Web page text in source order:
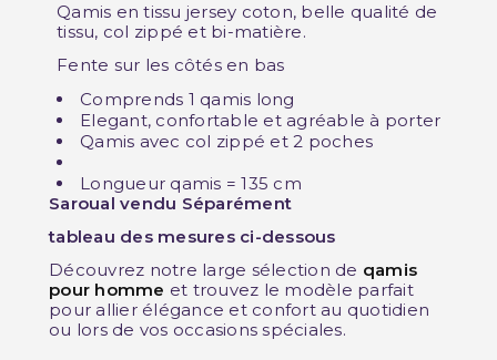
Qamis en tissu jersey coton, belle qualité de
tissu, col zippé et bi-matière.
Fente sur les côtés en bas
Comprends 1 qamis long
Elegant, confortable et agréable à porter
Qamis avec col zippé et 2 poches
Longueur qamis = 135 cm
Saroual vendu Séparément
tableau des mesures ci-dessous
Découvrez notre large sélection de qamis
pour homme et trouvez le modèle parfait
pour allier élégance et confort au quotidien
ou lors de vos occasions spéciales.